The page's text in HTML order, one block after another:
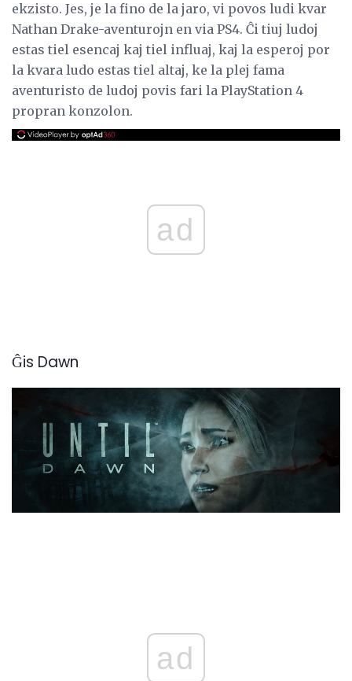
ekzisto. Jes, je la fino de la jaro, vi povos ludi kvar
Nathan Drake-aventurojn en via PS4. Ĉi tiuj ludoj
estas tiel esencaj kaj tiel influaj, kaj la esperoj por
la kvara ludo estas tiel altaj, ke la plej fama
aventuristo de ludoj povis fari la PlayStation 4
propran konzolon.
ad
Ĝis Dawn
ad